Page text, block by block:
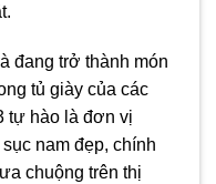
đang trở thành món
tủ giày của các
tự hào là đơn vị
nam đẹp, chính
chuộng trên thị